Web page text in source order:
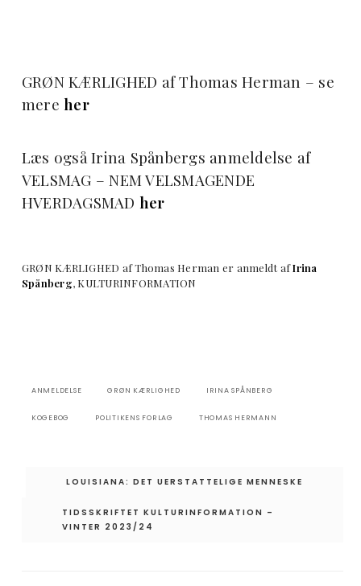
GRØN KÆRLIGHED af Thomas Herman – se
mereher
Læs også Irina Spånbergs anmeldelse af
VELSMAG – NEM VELSMAGENDE
HVERDAGSMAD her
GRØN KÆRLIGHED af Thomas Herman er anmeldt afIrina
Spånberg, KULTURINFORMATION
ANMELDELSE GRØN KÆRLIGHED IRINA SPÅNBERG
KOGEBOG POLITIKENS FORLAG THOMAS HERMANN
Indlægsnavigation
LOUISIANA: DET UERSTATTELIGE MENNESKE
TIDSSKRIFTET KULTURINFORMATION –
VINTER 2023/24